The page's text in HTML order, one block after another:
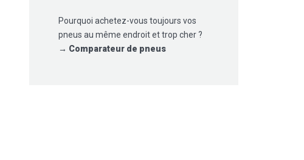
Pourquoi achetez-vous toujours vos
pneus au même endroit et trop cher ?
→ Comparateur de pneus